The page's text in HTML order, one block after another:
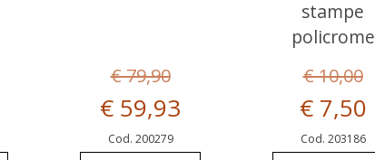
€ 79,90
€ 59,93
Cod. 200279
stampe
policrome
€ 10,00
€ 7,50
Cod. 203186